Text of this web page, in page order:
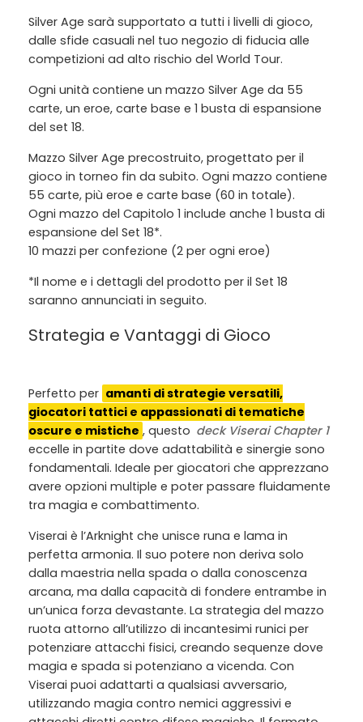
Silver Age sarà supportato a tutti i livelli di gioco,
dalle sfide casuali nel tuo negozio di fiducia alle
competizioni ad alto rischio del World Tour.
Ogni unità contiene un mazzo Silver Age da 55
carte, un eroe, carte base e 1 busta di espansione
del set 18.
Mazzo Silver Age precostruito, progettato per il
gioco in torneo fin da subito. Ogni mazzo contiene
55 carte, più eroe e carte base (60 in totale).
Ogni mazzo del Capitolo 1 include anche 1 busta di
espansione del Set 18*.
10 mazzi per confezione (2 per ogni eroe)
*Il nome e i dettagli del prodotto per il Set 18
saranno annunciati in seguito.
Strategia e Vantaggi di Gioco
Perfetto per amanti di strategie versatili,
giocatori tattici e appassionati di tematiche
oscure e mistiche , questo deck Viserai Chapter 1
eccelle in partite dove adattabilità e sinergie sono
fondamentali. Ideale per giocatori che apprezzano
avere opzioni multiple e poter passare fluidamente
tra magia e combattimento.
Viserai è l’Arknight che unisce runa e lama in
perfetta armonia. Il suo potere non deriva solo
dalla maestria nella spada o dalla conoscenza
arcana, ma dalla capacità di fondere entrambe in
un’unica forza devastante. La strategia del mazzo
ruota attorno all’utilizzo di incantesimi runici per
potenziare attacchi fisici, creando sequenze dove
magia e spada si potenziano a vicenda. Con
Viserai puoi adattarti a qualsiasi avversario,
utilizzando magia contro nemici aggressivi e